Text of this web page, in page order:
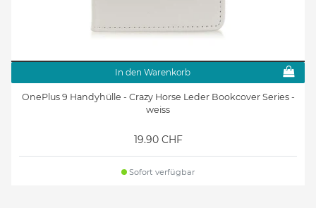
In den Warenkorb
OnePlus 9 Handyhülle - Crazy Horse Leder Bookcover Series -
weiss
19.90 CHF
Sofort verfügbar